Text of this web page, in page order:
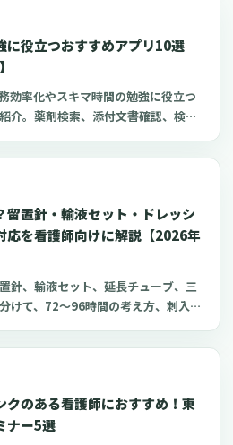
接種時の手順までわかりやすく解説
に役立つおすすめアプリ10選
効率化やスキマ時間の勉強に役立つ
介。薬剤検索、添付文書確認、検査
、現場や復職準備で使いやすいアプ
留置針・輸液セット・ドレッシ
応を看護師向けに解説【2026年
針、輸液セット、延長チューブ、三
けて、72〜96時間の考え方、刺入部
クのある看護師におすすめ！東
ナー5選